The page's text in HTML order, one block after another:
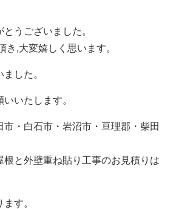
うございました。
き,大変嬉しく思います。
した。
いたします。
・白石市・岩沼市・亘理郡・柴田
根と外壁重ね貼り工事のお見積りは
す。